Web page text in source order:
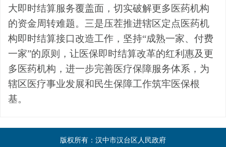
大即时结算服务覆盖面，切实破解更多医药机构
的资金周转难题。 三是压茬推进辖区定点医药机
构即时结算接口改造工作，坚持“成熟一家、付费
一家”的原则，让医保即时结算改革的红利惠及更
多医药机构，进一步完善医疗保障服务体系，为
辖区医疗事业发展和民生保障工作筑牢医保根
基。
版权所有：汉中市汉台区人民政府